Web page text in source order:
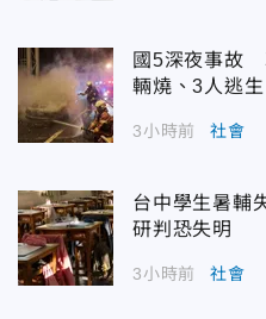
國5深夜事故
輛燒、3人逃生
3小時前 社會
台中學生暑輔
研判恐失明
3小時前 社會